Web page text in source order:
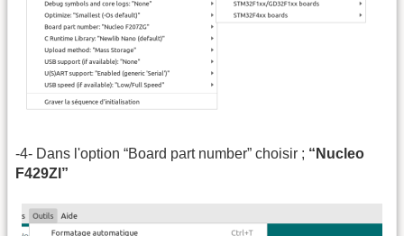
-4- Dans l'option “Board part number” choisir ; “Nucleo
F429ZI”